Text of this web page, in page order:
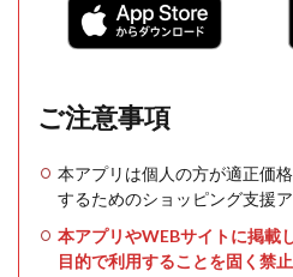
ご注意事項
本アプリは個人の方が適正価
するためのショッピング支援ア
本アプリやWEBサイトに掲載
目的で利用することを固く禁止